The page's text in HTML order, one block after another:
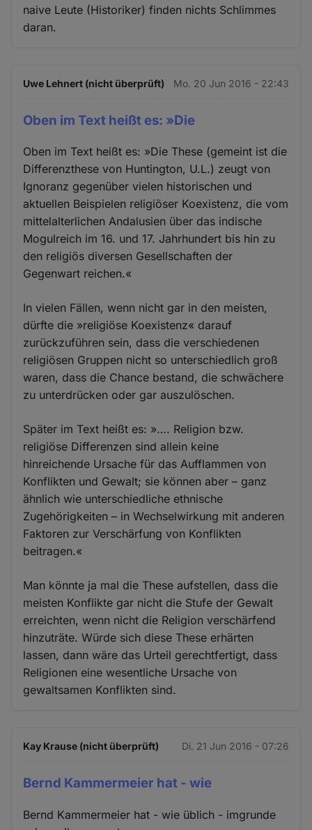
naive Leute (Historiker) finden nichts Schlimmes
daran.
Uwe Lehnert (nicht überprüft) Mo. 20 Jun 2016 - 22:43
Oben im Text heißt es: »Die
Oben im Text heißt es: »Die These (gemeint ist die
Differenzthese von Huntington, U.L.) zeugt von
Ignoranz gegenüber vielen historischen und
aktuellen Beispielen religiöser Koexistenz, die vom
mittelalterlichen Andalusien über das indische
Mogulreich im 16. und 17. Jahrhundert bis hin zu
den religiös diversen Gesellschaften der
Gegenwart reichen.«
In vielen Fällen, wenn nicht gar in den meisten,
dürfte die »religiöse Koexistenz« darauf
zurückzuführen sein, dass die verschiedenen
religiösen Gruppen nicht so unterschiedlich groß
waren, dass die Chance bestand, die schwächere
zu unterdrücken oder gar auszulöschen.
Später im Text heißt es: »…. Religion bzw.
religiöse Differenzen sind allein keine
hinreichende Ursache für das Aufflammen von
Konflikten und Gewalt; sie können aber – ganz
ähnlich wie unterschiedliche ethnische
Zugehörigkeiten – in Wechselwirkung mit anderen
Faktoren zur Verschärfung von Konflikten
beitragen.«
Man könnte ja mal die These aufstellen, dass die
meisten Konflikte gar nicht die Stufe der Gewalt
erreichten, wenn nicht die Religion verschärfend
hinzuträte. Würde sich diese These erhärten
lassen, dann wäre das Urteil gerechtfertigt, dass
Religionen eine wesentliche Ursache von
gewaltsamen Konflikten sind.
Kay Krause (nicht überprüft) Di. 21 Jun 2016 - 07:26
Bernd Kammermeier hat - wie
Bernd Kammermeier hat - wie üblich - imgrunde